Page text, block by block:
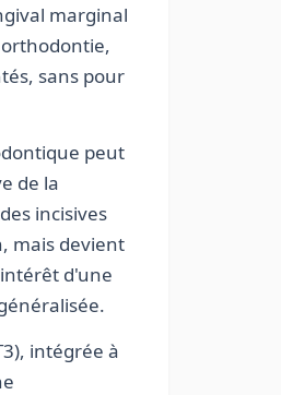
marginal
sans pour
peut
de la
incisives
mais devient
d'une
intégrée à